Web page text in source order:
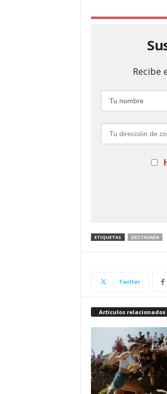
Recibe
ETIQUETAS DESTACADA
Twitter
Artículos relacionados